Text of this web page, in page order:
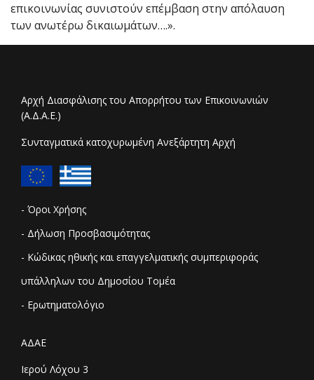
επικοινωνίας συνιστούν επέμβαση στην απόλαυση
των ανωτέρω δικαιωμάτων….».
Αρχή Διασφάλισης του Απορρήτου των Επικοινωνιών
(Α.Δ.Α.Ε.)
Συνταγματικά κατοχυρωμένη Ανεξάρτητη Αρχή
- Όροι Χρήσης
- Δήλωση Προσβασιμότητας
- Κώδικας ηθικής και επαγγελματικής συμπεριφοράς
υπάλληλων του Δημοσίου Τομέα
- Ερωτηματολόγιο
ΑΔΑΕ
Ιερού Λόχου 3